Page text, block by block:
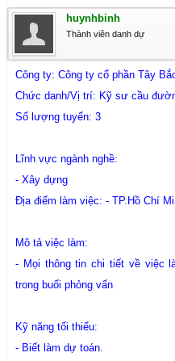
huynhbinh
Thành viên danh dự
Công ty: Công ty cổ phần Tây
Chức danh/Vị trí: Kỹ sư cầu
Số lượng tuyển: 3
Lĩnh vực ngành nghề:
- Xây dựng
Địa điểm làm việc: - TP.Hồ Chí
Mô tả việc làm:
- Mọi thông tin chi tiết về việc
trong buổi phỏng vấn
Kỹ năng tối thiểu:
- Biết làm dự toán.